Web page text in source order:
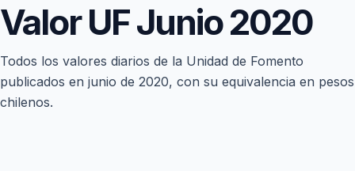
Valor UF Junio 2020
Todos los valores diarios de la Unidad de Fomento
publicados en junio de 2020, con su equivalencia en pesos
chilenos.